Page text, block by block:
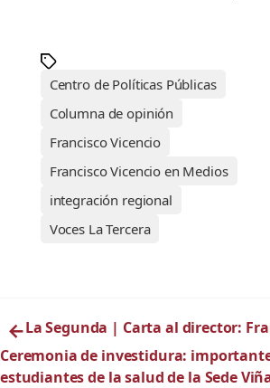
Centro de Políticas Públicas
Columna de opinión
Francisco Vicencio
Francisco Vicencio en Medios
integración regional
Voces La Tercera
←La Segunda | Carta al director:
Ceremonia de investidura:
estudiantes de la salud de la Sede